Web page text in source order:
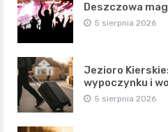
Deszczowa
5 sierpnia 2026
Jezioro
wypoczynku i
5 sierpnia 2026